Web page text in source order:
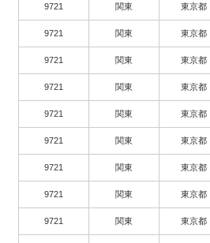
9721 関東 東京都
9721 関東 東京都
9721 関東 東京都
9721 関東 東京都
9721 関東 東京都
9721 関東 東京都
9721 関東 東京都
9721 関東 東京都
9721 関東 東京都